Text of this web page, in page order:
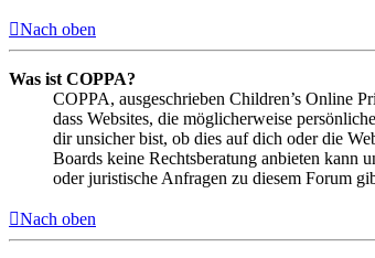
Nach oben
Was ist COPPA?
COPPA, ausgeschrieben Children’s Online
dass Websites, die möglicherweise
dir unsicher bist, ob dies auf dich oder die
Boards keine Rechtsberatung anbieten kann
oder juristische Anfragen zu diesem Forum
Nach oben